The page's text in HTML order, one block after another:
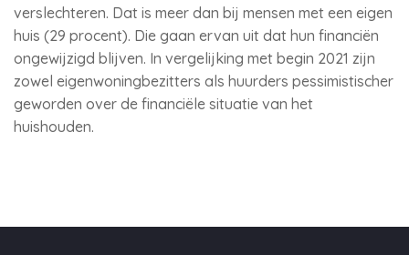
verslechteren. Dat is meer dan bij mensen met een eigen
huis (29 procent). Die gaan ervan uit dat hun financiën
ongewijzigd blijven. In vergelijking met begin 2021 zijn
zowel eigenwoningbezitters als huurders pessimistischer
geworden over de financiële situatie van het
huishouden.